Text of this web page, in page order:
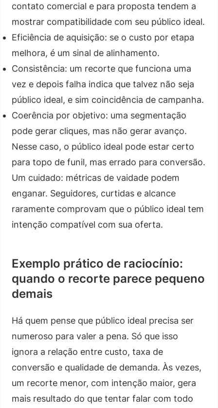
contato comercial e para proposta tendem a
mostrar compatibilidade com seu público ideal.
Eficiência de aquisição: se o custo por etapa
melhora, é um sinal de alinhamento.
Consistência: um recorte que funciona uma
vez e depois falha indica que talvez não seja
público ideal, e sim coincidência de campanha.
Coerência por objetivo: uma segmentação
pode gerar cliques, mas não gerar avanço.
Nesse caso, o público ideal pode estar certo
para topo de funil, mas errado para conversão.
Um cuidado: métricas de vaidade podem
enganar. Seguidores, curtidas e alcance
raramente comprovam que o público ideal tem
intenção compatível com sua oferta.
Exemplo prático de raciocínio:
quando o recorte parece pequeno
demais
Há quem pense que público ideal precisa ser
numeroso para valer a pena. Só que isso
ignora a relação entre custo, taxa de
conversão e qualidade de demanda. Às vezes,
um recorte menor, com intenção maior, gera
mais resultado do que tentar falar com todo